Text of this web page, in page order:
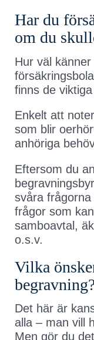
Har du
om du
Hur väl
finns de
Enkelt att
som blir
anhöriga
Eftersom du
svåra
frågor som
samboavtal,
o.s.v.
Vilka
Det här är
alla – man vill
Men gör du